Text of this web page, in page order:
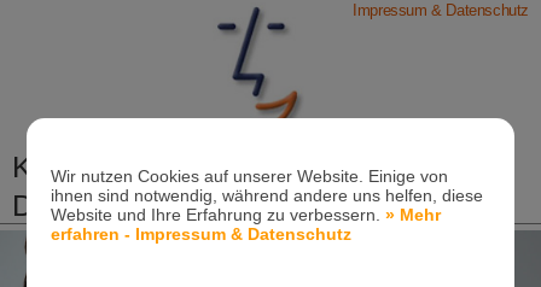
Wir nutzen Cookies auf unserer Website. Einige von
ihnen sind notwendig, während andere uns helfen, diese
Website und Ihre Erfahrung zu verbessern.» Mehr
erfahren - Impressum & Datenschutz
Impressum & Datenschutz
Kieferorthopädische Praxis
Dr. Konik & Kollegen
Zahn- und Kieferregulierungen für Kinder und
Erwachsene